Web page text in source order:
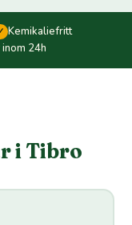
Kemikaliefritt
inom 24h
i Tibro